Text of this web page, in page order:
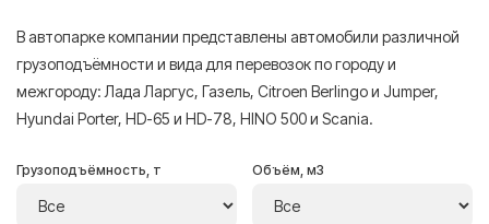
В автопарке компании представлены автомобили различной
грузоподъёмности и вида для перевозок по городу и
межгороду: Лада Ларгус, Газель, Citroen Berlingo и Jumper,
Hyundai Porter, HD-65 и HD-78, HINO 500 и Scania.
Грузоподъёмность, т Объём, м3